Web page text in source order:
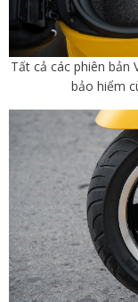
Tất cả các phiên bản
bảo hiểm